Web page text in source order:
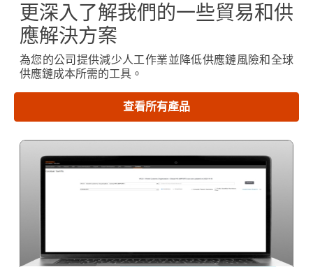
更深入了解我們的一些貿易和供
應解決方案
為您的公司提供減少人工作業並降低供應鏈風險和全球
供應鏈成本所需的工具。
查看所有產品